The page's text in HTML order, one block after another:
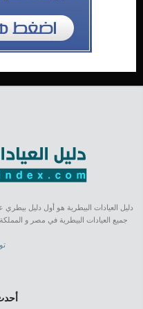
دليل العيادات البيطرية هو أول دليل
جميع العيادات البيطرية في مصر و